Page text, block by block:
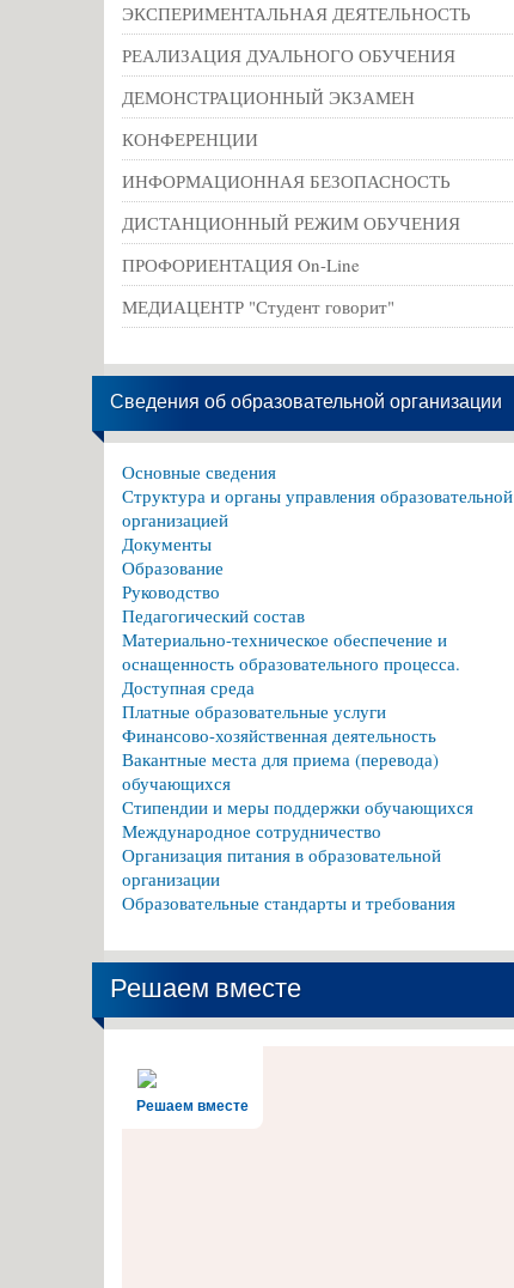
ЭКСПЕРИМЕНТАЛЬНАЯ ДЕЯТЕЛЬНОСТЬ
РЕАЛИЗАЦИЯ ДУАЛЬНОГО ОБУЧЕНИЯ
ДЕМОНСТРАЦИОННЫЙ ЭКЗАМЕН
КОНФЕРЕНЦИИ
ИНФОРМАЦИОННАЯ БЕЗОПАСНОСТЬ
ДИСТАНЦИОННЫЙ РЕЖИМ ОБУЧЕНИЯ
ПРОФОРИЕНТАЦИЯ On-Line
МЕДИАЦЕНТР "Студент говорит"
Сведения об образовательной организации
Основные сведения
Структура и органы управления образовательной
организацией
Документы
Образование
Руководство
Педагогический состав
Материально-техническое обеспечение и
оснащенность образовательного процесса.
Доступная среда
Платные образовательные услуги
Финансово-хозяйственная деятельность
Вакантные места для приема (перевода)
обучающихся
Стипендии и меры поддержки обучающихся
Международное сотрудничество
Организация питания в образовательной
организации
Образовательные стандарты и требования
Решаем вместе
Решаем вместе